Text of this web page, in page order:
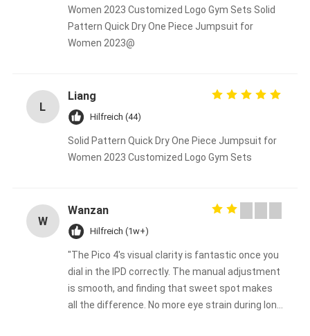
Women 2023 Customized Logo Gym Sets Solid
Pattern Quick Dry One Piece Jumpsuit for
Women 2023@
L
Liang
Hilfreich (44)
Solid Pattern Quick Dry One Piece Jumpsuit for
Women 2023 Customized Logo Gym Sets
W
Wanzan
Hilfreich (1w+)
"The Pico 4's visual clarity is fantastic once you
dial in the IPD correctly. The manual adjustment
is smooth, and finding that sweet spot makes
all the difference. No more eye strain during long